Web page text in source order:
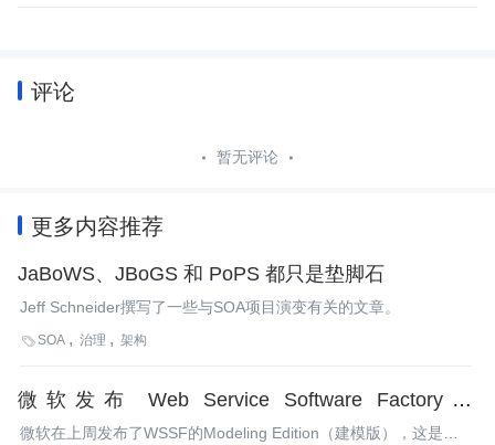
评论
暂无评论
更多内容推荐
JaBoWS、JBoGS 和 PoPS 都只是垫脚石
Jeff Schneider撰写了一些与SOA项目演变有关的文章。
SOA 治理 架构
微软发布 Web Service Software Factory 的
Modeling Edition
微软在上周发布了WSSF的Modeling Edition（建模版），这是